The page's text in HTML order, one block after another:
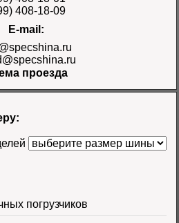
408-18-09
E-mail:
проезда
погрузчиков